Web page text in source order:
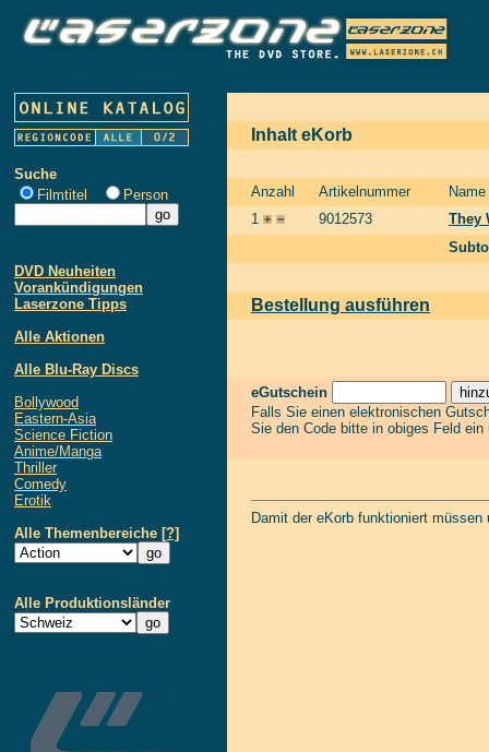
Suche
Filmtitel
Person
DVD Neuheiten
Vorankündigungen
Laserzone Tipps
Alle Aktionen
Alle Blu-Ray Discs
Bollywood
Eastern-Asia
Science Fiction
Anime/Manga
Thriller
Comedy
Erotik
Alle Themenbereiche [?]
Alle Produktionsländer
Inhalt eKorb
Anzahl Artikelnummer
Name
1
9012573
They
Bestellung ausführen
eGutschein
Falls Sie einen elektronischen
Sie den Code bitte in obiges Feld
Damit der eKorb funktioniert